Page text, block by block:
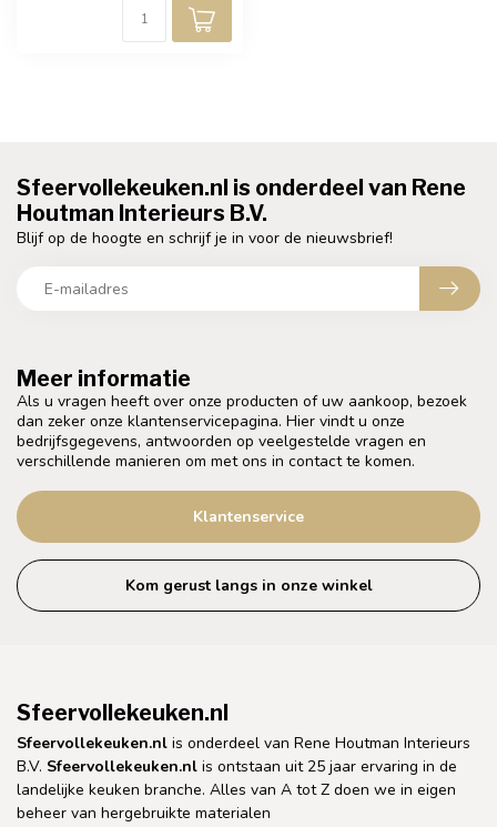
Meer informatie
Als u vragen heeft over onze producten of uw aankoop, bezoek
dan zeker onze klantenservicepagina. Hier vindt u onze
bedrijfsgegevens, antwoorden op veelgestelde vragen en
verschillende manieren om met ons in contact te komen.
Klantenservice
Kom gerust langs in onze winkel
Sfeervollekeuken.nl is onderdeel van Rene
Houtman Interieurs B.V.
Blijf op de hoogte en schrijf je in voor de nieuwsbrief!
Sfeervollekeuken.nl
Sfeervollekeuken.nl is onderdeel van Rene Houtman Interieurs
B.V. Sfeervollekeuken.nl is ontstaan uit 25 jaar ervaring in de
landelijke keuken branche. Alles van A tot Z doen we in eigen
beheer van hergebruikte materialen